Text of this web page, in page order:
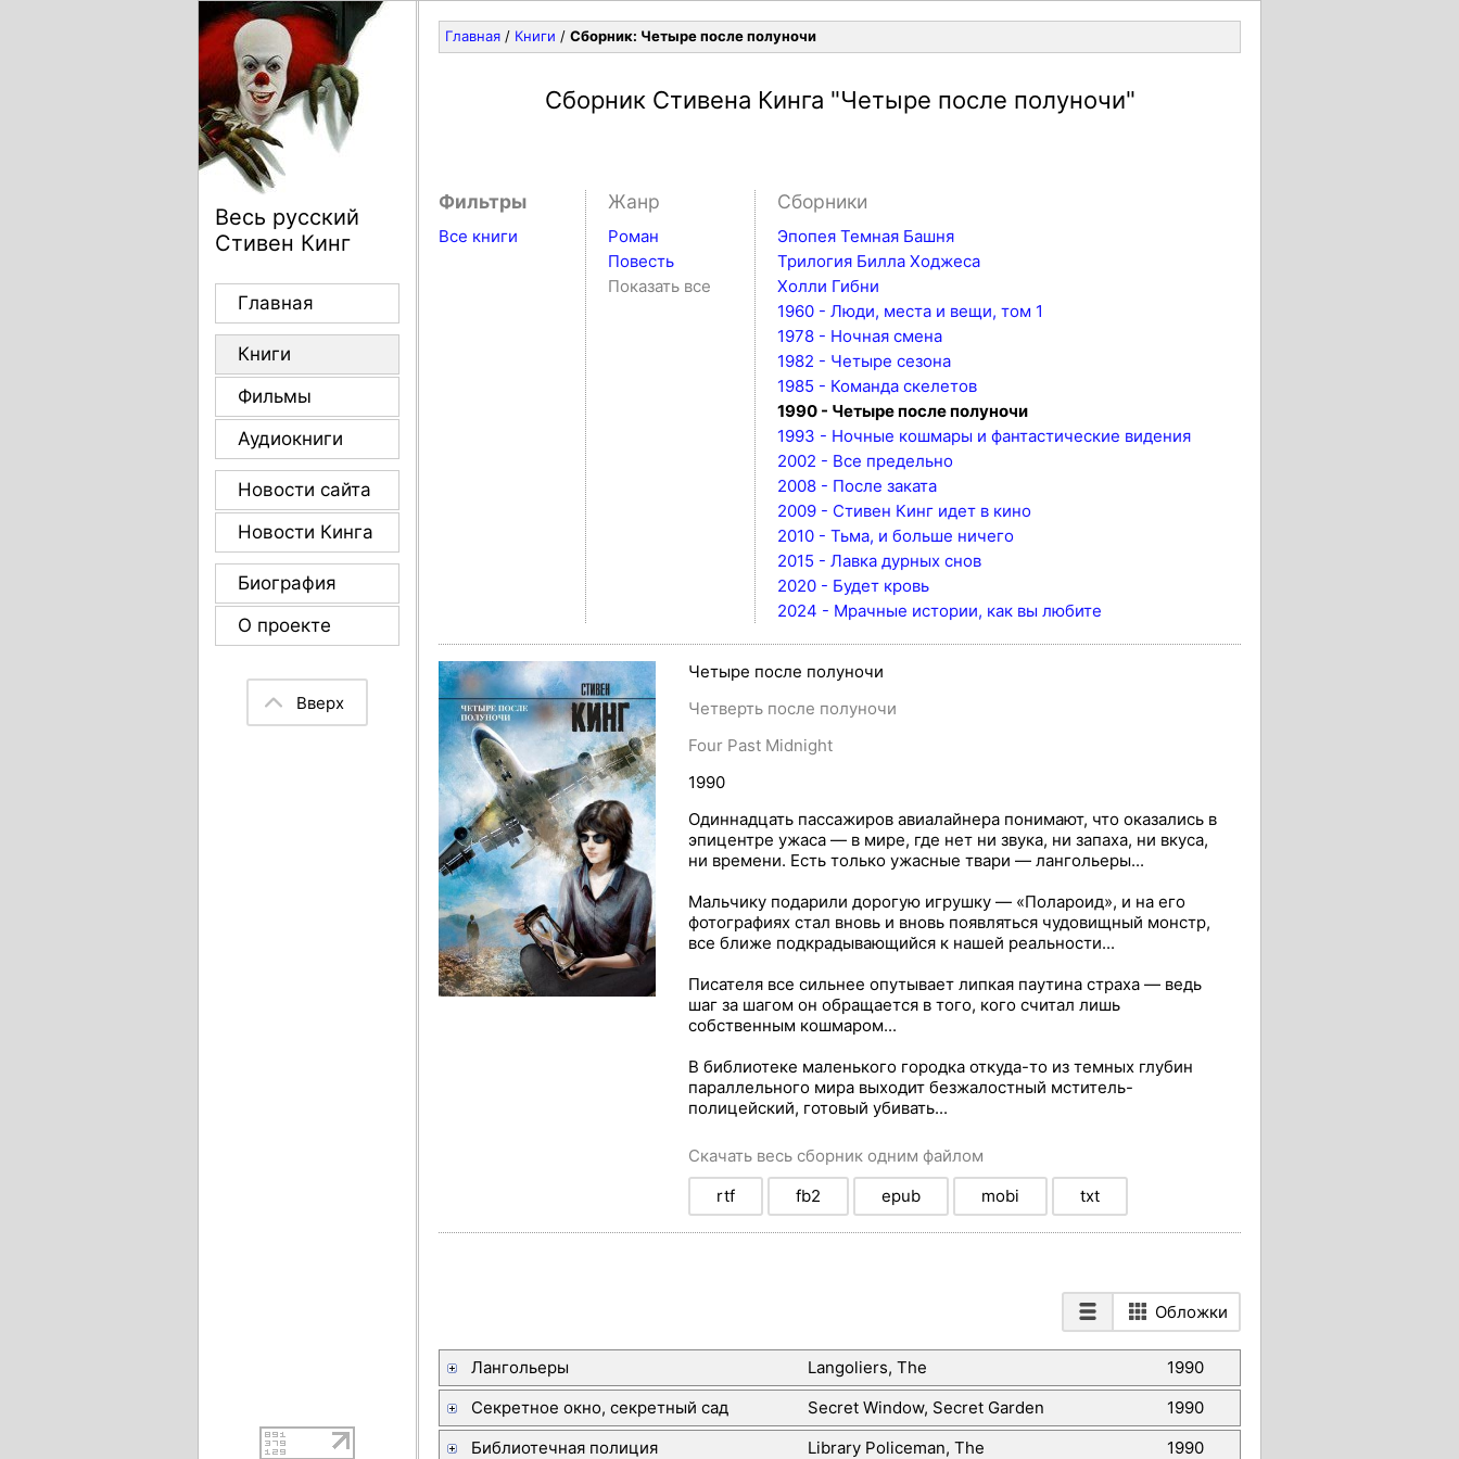
Весь русский
Стивен Кинг
Главная
Книги
Фильмы
Аудиокниги
Новости сайта
Новости Кинга
Биография
О проекте
Вверх
Главная / Книги / Сборник: Четыре после полуночи
Сборник Стивена Кинга "Четыре после полуночи"
Фильтры
Все книги
Жанр
Показать все
Роман
Повесть
Сборники
Эпопея Темная Башня
Трилогия Билла Ходжеса
Холли Гибни
1960 - Люди, места и вещи, том 1
1978 - Ночная смена
1982 - Четыре сезона
1985 - Команда скелетов
1990 - Четыре после полуночи
1993 - Ночные кошмары и фантастические видения
2002 - Все предельно
2008 - После заката
2009 - Стивен Кинг идет в кино
2010 - Тьма, и больше ничего
2015 - Лавка дурных снов
2020 - Будет кровь
2024 - Мрачные истории, как вы любите
Четыре после полуночи
Четверть после полуночи
Four Past Midnight
1990
Одиннадцать пассажиров авиалайнера понимают, что оказались в
эпицентре ужаса — в мире, где нет ни звука, ни запаха, ни вкуса,
ни времени. Есть только ужасные твари — лангольеры...
Мальчику подарили дорогую игрушку — «Полароид», и на его
фотографиях стал вновь и вновь появляться чудовищный монстр,
все ближе подкрадывающийся к нашей реальности...
Писателя все сильнее опутывает липкая паутина страха — ведь
шаг за шагом он обращается в того, кого считал лишь
собственным кошмаром...
В библиотеке маленького городка откуда-то из темных глубин
параллельного мира выходит безжалостный мститель-
полицейский, готовый убивать...
Скачать весь сборник одним файлом
rtf
fb2 epub mobi txt
Обложки
Лангольеры Langoliers, The
1990
Секретное окно, секретный сад
Secret Window, Secret Garden
1990
Библиотечная полиция
Library Policeman, The 1990